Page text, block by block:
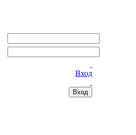
Вход